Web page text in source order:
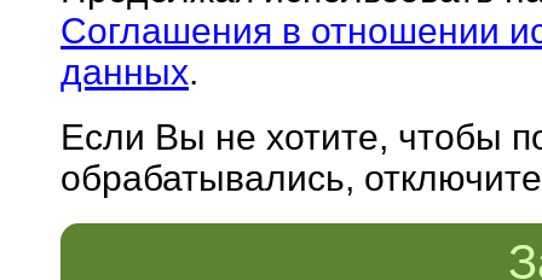
Соглашения в отношении
данных.
Если Вы не хотите, чтобы
обрабатывались,